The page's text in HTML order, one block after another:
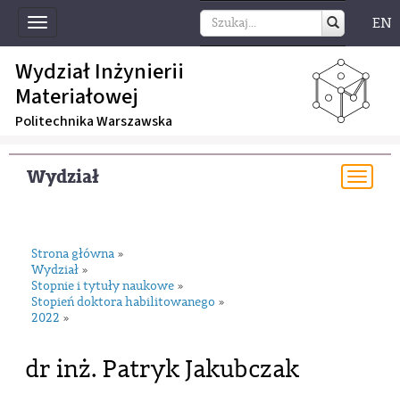
Toggle
navigation
EN
Wydział Inżynierii
Materiałowej
Politechnika Warszawska
Wydział
Strona główna »
Wydział »
Stopnie i tytuły naukowe »
Stopień doktora habilitowanego »
2022 »
dr inż. Patryk Jakubczak